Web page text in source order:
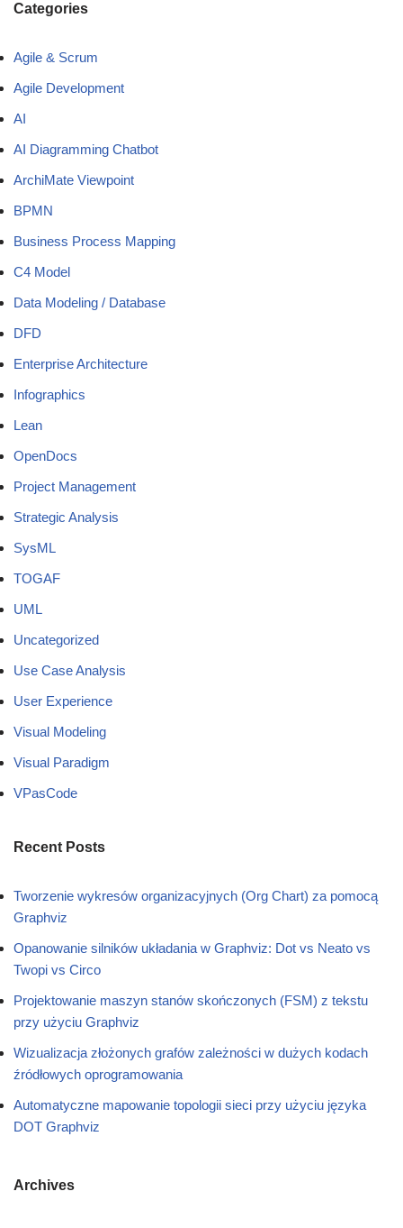
Categories
Agile & Scrum
Agile Development
AI
AI Diagramming Chatbot
ArchiMate Viewpoint
BPMN
Business Process Mapping
C4 Model
Data Modeling / Database
DFD
Enterprise Architecture
Infographics
Lean
OpenDocs
Project Management
Strategic Analysis
SysML
TOGAF
UML
Uncategorized
Use Case Analysis
User Experience
Visual Modeling
Visual Paradigm
VPasCode
Recent Posts
Tworzenie wykresów organizacyjnych (Org Chart) za pomocą
Graphviz
Opanowanie silników układania w Graphviz: Dot vs Neato vs
Twopi vs Circo
Projektowanie maszyn stanów skończonych (FSM) z tekstu
przy użyciu Graphviz
Wizualizacja złożonych grafów zależności w dużych kodach
źródłowych oprogramowania
Automatyczne mapowanie topologii sieci przy użyciu języka
DOT Graphviz
Archives